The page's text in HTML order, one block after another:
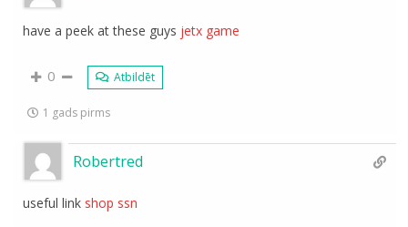
have a peek at these guys jetx game
0 Atbildēt
1 gads pirms
Robertred
useful link shop ssn